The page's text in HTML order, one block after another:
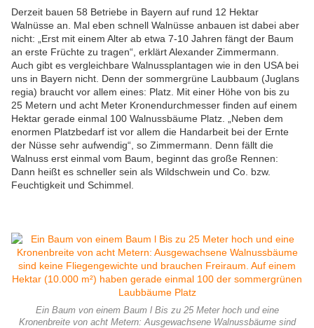
Derzeit bauen 58 Betriebe in Bayern auf rund 12 Hektar
Walnüsse an. Mal eben schnell Walnüsse anbauen ist dabei aber
nicht: „Erst mit einem Alter ab etwa 7-10 Jahren fängt der Baum
an erste Früchte zu tragen“, erklärt Alexander Zimmermann.
Auch gibt es vergleichbare Walnussplantagen wie in den USA bei
uns in Bayern nicht. Denn der sommergrüne Laubbaum (Juglans
regia) braucht vor allem eines: Platz. Mit einer Höhe von bis zu
25 Metern und acht Meter Kronendurchmesser finden auf einem
Hektar gerade einmal 100 Walnussbäume Platz. „Neben dem
enormen Platzbedarf ist vor allem die Handarbeit bei der Ernte
der Nüsse sehr aufwendig“, so Zimmermann. Denn fällt die
Walnuss erst einmal vom Baum, beginnt das große Rennen:
Dann heißt es schneller sein als Wildschwein und Co. bzw.
Feuchtigkeit und Schimmel.
Ein Baum von einem Baum l Bis zu 25 Meter hoch und eine
Kronenbreite von acht Metern: Ausgewachsene Walnussbäume sind